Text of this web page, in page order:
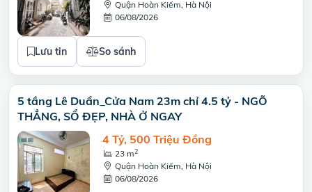
Quận Hoàn Kiếm, Hà Nội
06/08/2026
Lưu tin So sánh
5 tầng Lê Duẩn_Cửa Nam 23m chỉ 4.5 tỷ - NGÕ
THẲNG, SỔ ĐẸP, NHÀ Ở NGAY
4 Tỷ, 500 Triệu Đồng
23 m2
Quận Hoàn Kiếm, Hà Nội
06/08/2026